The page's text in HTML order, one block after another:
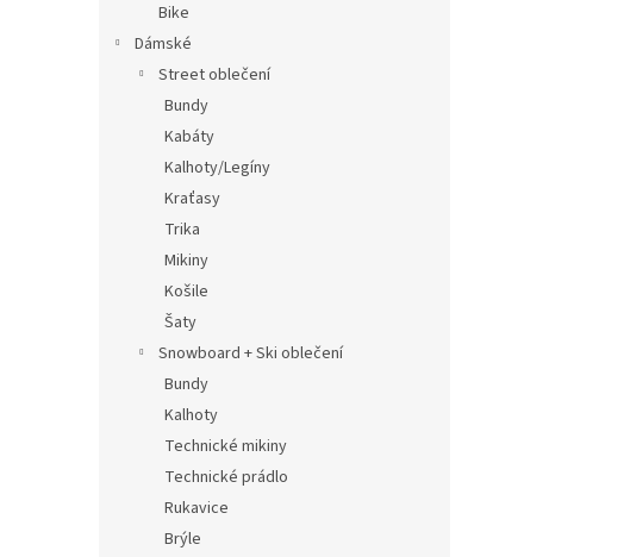
Bike
Dámské
Street oblečení
Bundy
Kabáty
Kalhoty/Legíny
Kraťasy
Trika
Mikiny
Košile
Šaty
Snowboard + Ski oblečení
Bundy
Kalhoty
Technické mikiny
Technické prádlo
Rukavice
Brýle